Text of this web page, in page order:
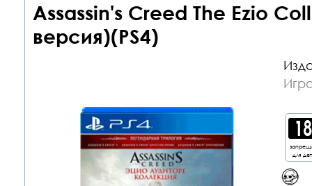
Assassin's Creed The Ezio
версия)(PS4)
для